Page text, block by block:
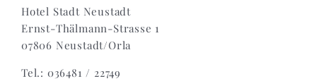
Zahlungsweisen |
Hotel Stadt Neustadt
Ernst-Thälmann-Strasse 1
07806 Neustadt/Orla
Tel.: 036481 / 22749